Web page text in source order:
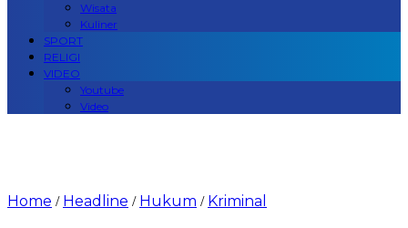
Wisata
Kuliner
SPORT
RELIGI
VIDEO
Youtube
Video
Home / Headline / Hukum / Kriminal